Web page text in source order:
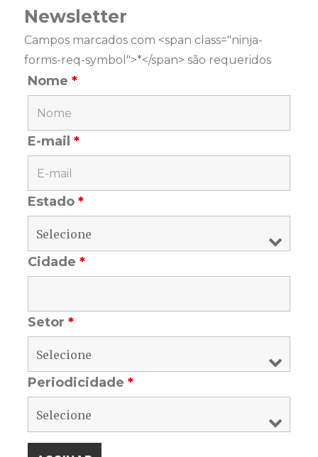
Newsletter
Campos marcados com <span class="ninja-
forms-req-symbol">*</span> são requeridos
Nome*
E-mail*
Estado*
Cidade*
Setor*
Periodicidade*